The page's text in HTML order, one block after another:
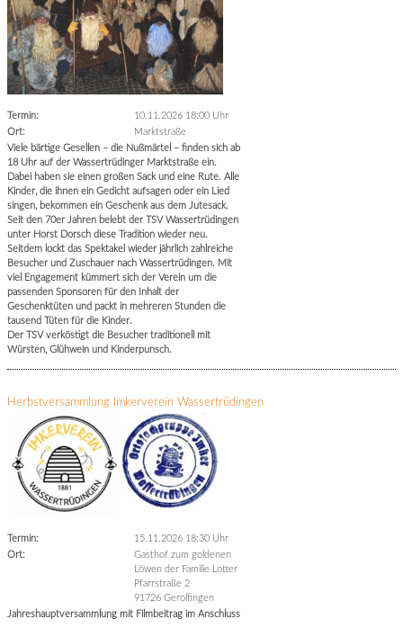
Termin:
10.11.2026 18:00 Uhr
Ort:
Marktstraße
Viele bärtige Gesellen – die Nußmärtel – finden sich ab
18 Uhr auf der Wassertrüdinger Marktstraße ein.
Dabei haben sie einen großen Sack und eine Rute. Alle
Kinder, die ihnen ein Gedicht aufsagen oder ein Lied
singen, bekommen ein Geschenk aus dem Jutesack.
Seit den 70er Jahren belebt der TSV Wassertrüdingen
unter Horst Dorsch diese Tradition wieder neu.
Seitdem lockt das Spektakel wieder jährlich zahlreiche
Besucher und Zuschauer nach Wassertrüdingen. Mit
viel Engagement kümmert sich der Verein um die
passenden Sponsoren für den Inhalt der
Geschenktüten und packt in mehreren Stunden die
tausend Tüten für die Kinder.
Der TSV verköstigt die Besucher traditionell mit
Würsten, Glühwein und Kinderpunsch.
Herbstversammlung Imkerverein Wassertrüdingen
Termin:
15.11.2026 18:30 Uhr
Ort:
Gasthof zum goldenen
Löwen der Familie Lotter
Pfarrstraße 2
91726 Gerolfingen
Jahreshauptversammlung mit Filmbeitrag im Anschluss